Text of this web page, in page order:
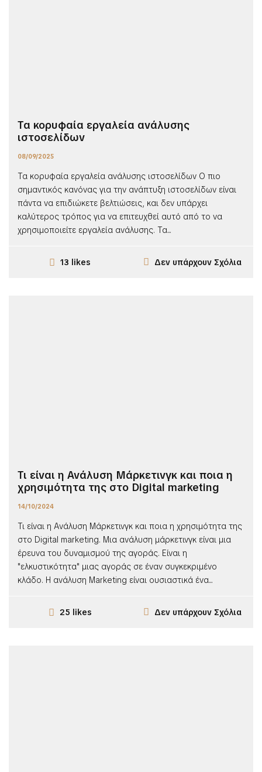
Τα κορυφαία εργαλεία ανάλυσης
ιστοσελίδων
08/09/2025
Τα κορυφαία εργαλεία ανάλυσης ιστοσελίδων Ο πιο
σημαντικός κανόνας για την ανάπτυξη ιστοσελίδων είναι
πάντα να επιδιώκετε βελτιώσεις, και δεν υπάρχει
καλύτερος τρόπος για να επιτευχθεί αυτό από το να
χρησιμοποιείτε εργαλεία ανάλυσης. Τα...
13 likes Δεν υπάρχουν Σχόλια
Τι είναι η Ανάλυση Μάρκετινγκ και ποια η
χρησιμότητα της στο Digital marketing
14/10/2024
Τι είναι η Ανάλυση Μάρκετινγκ και ποια η χρησιμότητα της
στο Digital marketing. Μια ανάλυση μάρκετινγκ είναι μια
έρευνα του δυναμισμού της αγοράς. Είναι η
"ελκυστικότητα" μιας αγοράς σε έναν συγκεκριμένο
κλάδο. Η ανάλυση Marketing είναι ουσιαστικά ένα...
25 likes Δεν υπάρχουν Σχόλια